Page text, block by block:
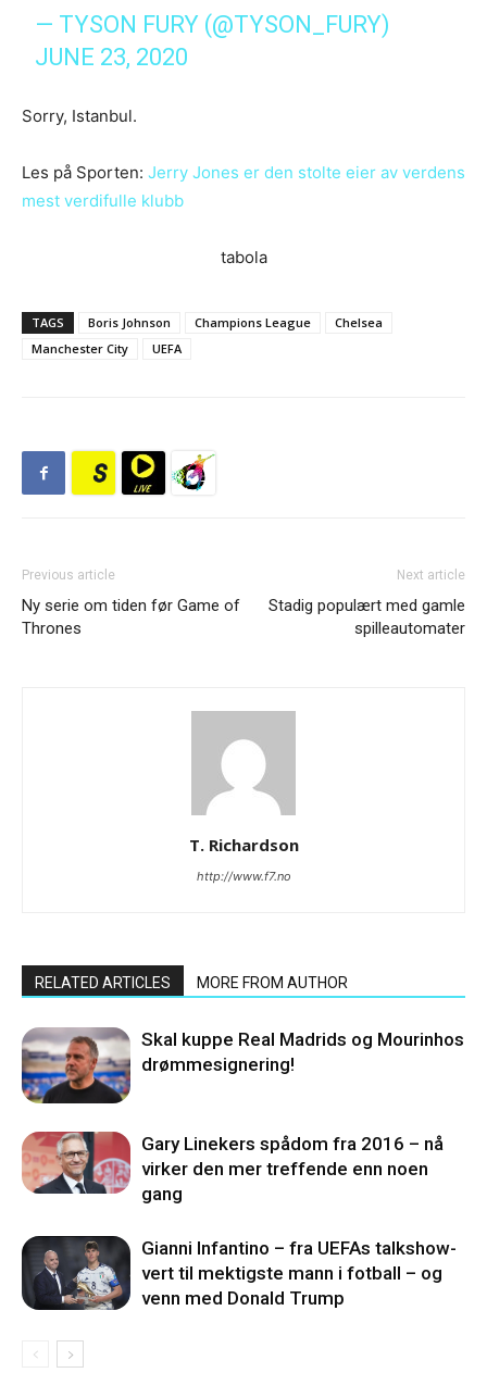
— TYSON FURY (@TYSON_FURY)
JUNE 23, 2020
Sorry, Istanbul.
Les på Sporten: Jerry Jones er den stolte eier av verdens
mest verdifulle klubb
tabola
TAGS Boris Johnson Champions League
Chelsea
Manchester City
UEFA
Previous article
Ny serie om tiden før Game of
Thrones
Next article
Stadig populært med gamle
spilleautomater
T. Richardson
http://www.f7.no
RELATED ARTICLES MORE FROM AUTHOR
Skal kuppe Real Madrids og Mourinhos
drømmesignering!
Gary Linekers spådom fra 2016 – nå
virker den mer treffende enn noen
gang
Gianni Infantino – fra UEFAs talkshow-
vert til mektigste mann i fotball – og
venn med Donald Trump